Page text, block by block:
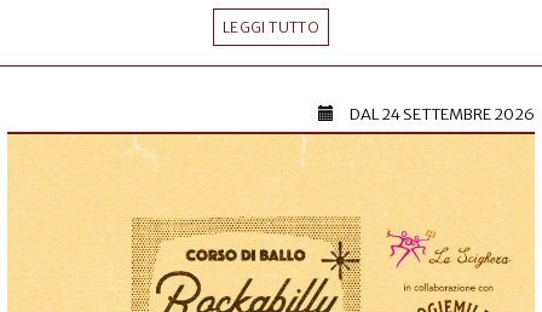
LEGGI TUTTO
DAL24 SETTEMBRE 2026